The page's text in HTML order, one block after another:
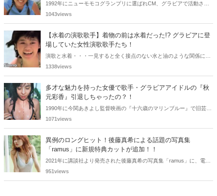
1992年にニューモモコグランプリに選ばれCM、グラビアで活動され
ていた古川恵実子さん。2010年3月頃まではラジオDJを担当されてい
みました。
1043views
【水着の演歌歌手】着物の前は水着だった!? グラビアに登
場していた女性演歌歌手たち！
演歌と水着・・・一見すると全く接点のない水と油のような関係に思
えますが、実は、水着姿を披露した経験を持つ女性演歌歌手は何人か
披露した歌手も!? 今回は、水着姿を公開したことのある5人の女性演
歌歌手をご紹介します。
1338views
多才な魅力を持った女優で歌手・グラビアアイドルの『秋
元彩香』引退しちゃったの？！
1990年に今関あきよし監督映画の『十六歳のマリンブルー』で旧芸名
は古谷 玲香で主演デビューした秋元 彩香さん。映画やドラマ・歌手
なくなりました。
1071views
異例のロングヒット！後藤真希による話題の写真集
「ramus」に新規特典カットが追加！！
2021年に講談社より発売された後藤真希の写真集「ramus」に、電子
版限定特典として新たな5カットを追加した「電子書籍限定カット付
951views